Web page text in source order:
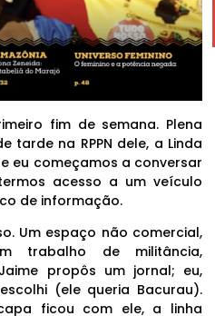
fim de semana. Plena
tarde na RPPN dele, a Linda
eu começamos a conversar
acesso a um veículo
de informação.
Um espaço não comercial,
trabalho de militância,
propôs um jornal; eu,
(ele queria Bacurau).
ficou com ele, a linha